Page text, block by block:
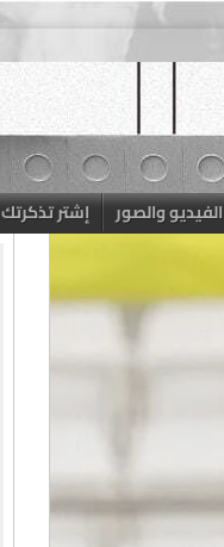
الفيديو والصور إشتر تذكرتك